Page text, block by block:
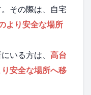
その際は、自宅
より安全な場所
いる方は、 高台
安全な場所へ移